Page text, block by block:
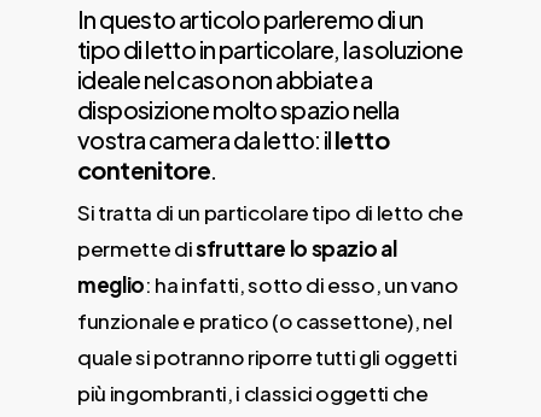
In questo articolo parleremo di un
tipo di letto in particolare, la soluzione
ideale nel caso non abbiate a
disposizione molto spazio nella
vostra camera da letto: illetto
contenitore.
Si tratta di un particolare tipo di letto che
permette disfruttare lo spazio al
meglio: ha infatti, sotto di esso, un vano
funzionale e pratico (o cassettone), nel
quale si potranno riporre tutti gli oggetti
più ingombranti, i classici oggetti che